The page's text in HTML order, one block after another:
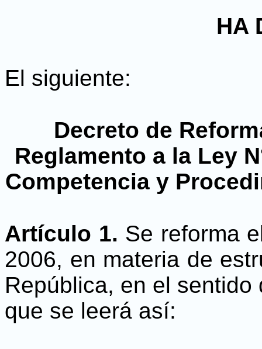
HA
El siguiente:
Decreto de
Reglamento a la Ley
Competencia y
Artículo 1. Se reforma
2006, en materia de
República, en el
que se leerá así: